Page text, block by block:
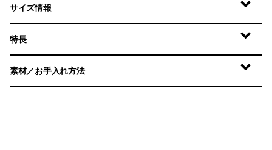
サイズ情報
特長
素材／お手入れ方法